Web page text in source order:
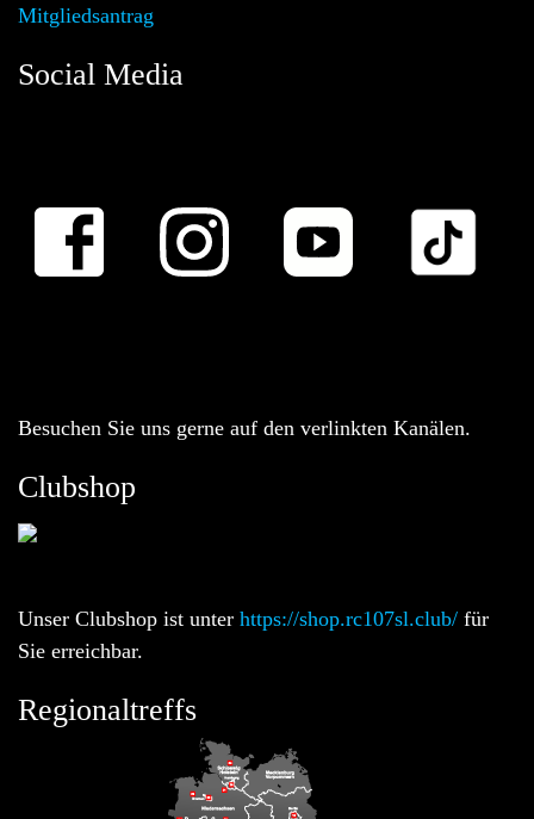
Mitgliedsantrag
Social Media
Besuchen Sie uns gerne auf den verlinkten Kanälen.
Clubshop
Unser Clubshop ist unter https://shop.rc107sl.club/ für
Sie erreichbar.
Regionaltreffs